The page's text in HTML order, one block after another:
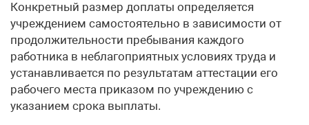
Конкретный размер доплаты определяется
учреждением самостоятельно в зависимости от
продолжительности пребывания каждого
работника в неблагоприятных условиях труда и
устанавливается по результатам аттестации его
рабочего места приказом по учреждению с
указанием срока выплаты.